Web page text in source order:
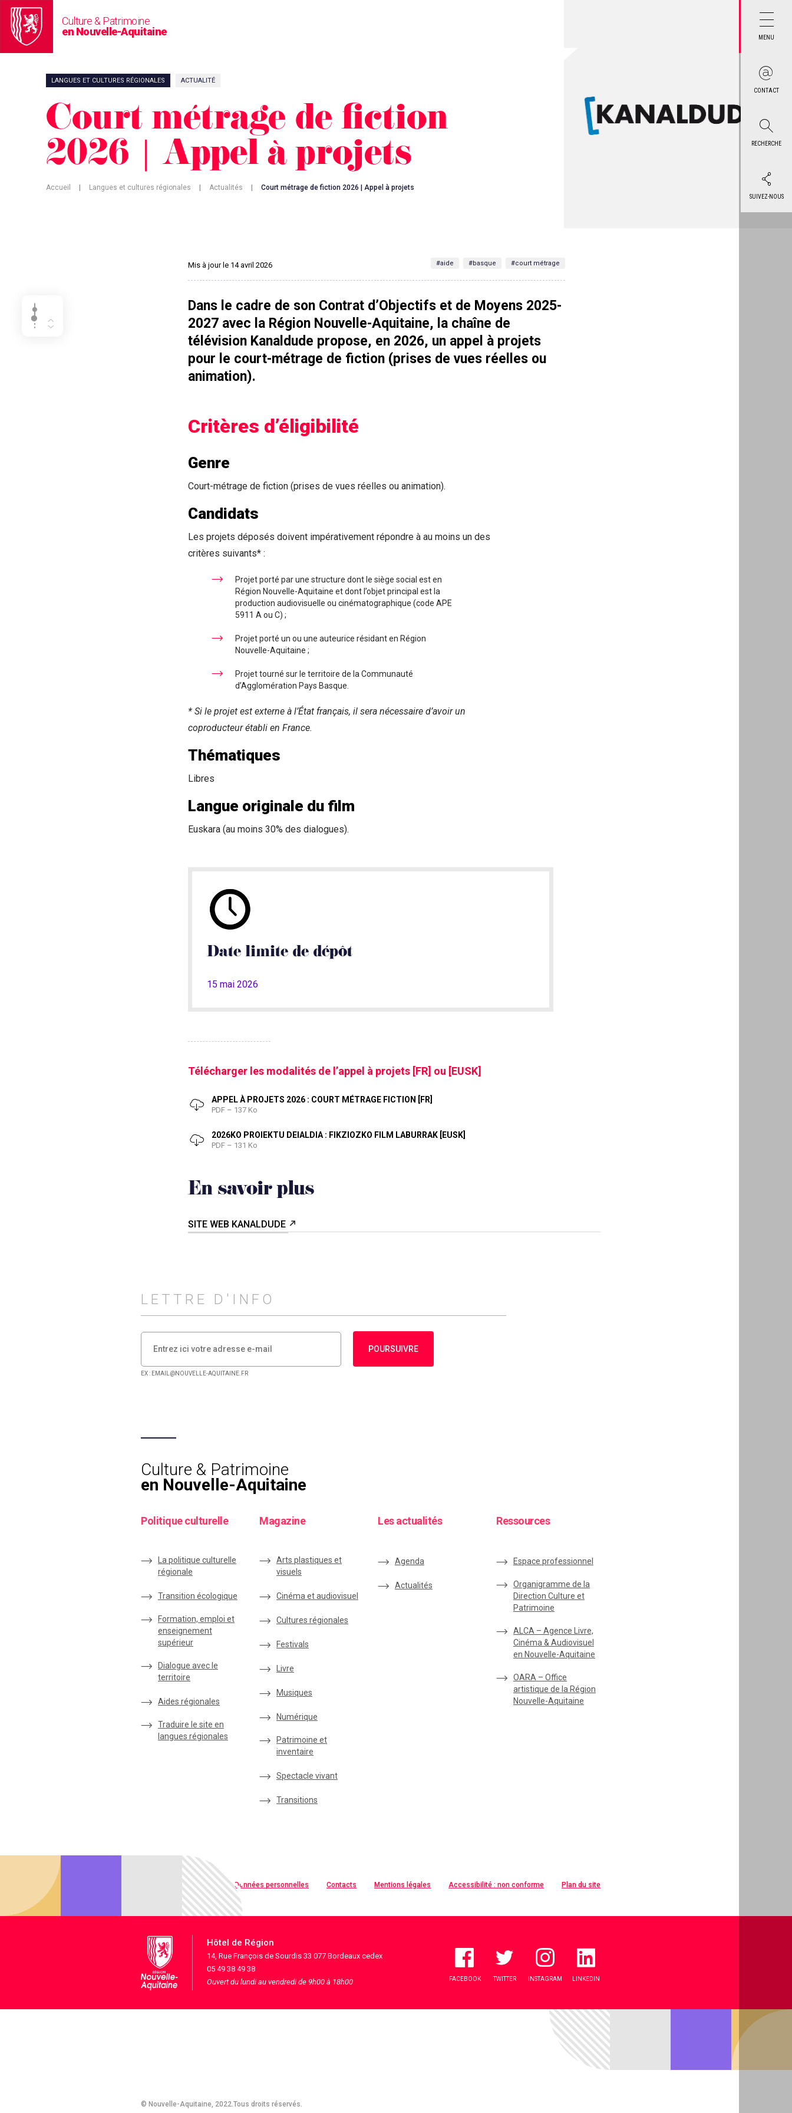
Culture & Patrimoine
en Nouvelle-Aquitaine
MENU
CONTACT
RECHERCHE
SUIVEZ-NOUS
LANGUES ET CULTURES RÉGIONALES ACTUALITÉ
Court métrage de fiction
2026 | Appel à projets
Accueil Langues et cultures régionales Actualités Court métrage de fiction 2026 | Appel à projets
Mis à jour le 14 avril 2026 #aide #basque #court métrage
Dans le cadre de son Contrat d’Objectifs et de Moyens 2025-
2027 avec la Région Nouvelle-Aquitaine, la chaîne de
télévision Kanaldude propose, en 2026, un appel à projets
pour le court-métrage de fiction (prises de vues réelles ou
animation).
Critères d’éligibilité
Genre
Court-métrage de fiction (prises de vues réelles ou animation).
Candidats
Les projets déposés doivent impérativement répondre à au moins un des
critères suivants* :
Projet porté par une structure dont le siège social est en
Région Nouvelle-Aquitaine et dont l’objet principal est la
production audiovisuelle ou cinématographique (code APE
5911 A ou C) ;
Projet porté un ou une auteurice résidant en Région
Nouvelle-Aquitaine ;
Projet tourné sur le territoire de la Communauté
d’Agglomération Pays Basque.
* Si le projet est externe à l’État français, il sera nécessaire d’avoir un
coproducteurétabli en France.
Thématiques
Libres
Langue originale du film
Euskara (au moins 30% des dialogues).
Date limite de dépôt
15 mai 2026
Télécharger les modalités de l’appel à projets [FR] ou [EUSK]
APPEL À PROJETS 2026 : COURT MÉTRAGE FICTION [FR]
PDF – 137 Ko
2026KO PROIEKTU DEIALDIA : FIKZIOZKO FILM LABURRAK [EUSK]
PDF – 131 Ko
En savoir plus
SITE WEB KANALDUDE
LETTRE D'INFO
POURSUIVRE
EX : EMAIL@NOUVELLE-AQUITAINE.FR
Culture & Patrimoine
en Nouvelle-Aquitaine
Politique culturelle
La politique culturelle
régionale
Transition écologique
Formation, emploi et
enseignement
supérieur
Dialogue avec le
territoire
Aides régionales
Traduire le site en
langues régionales
Magazine
Arts plastiques et
visuels
Cinéma et audiovisuel
Cultures régionales
Festivals
Livre
Musiques
Numérique
Patrimoine et
inventaire
Spectacle vivant
Transitions
Les actualités
Agenda
Actualités
Ressources
Espace professionnel
Organigramme de la
Direction Culture et
Patrimoine
ALCA – Agence Livre,
Cinéma & Audiovisuel
en Nouvelle-Aquitaine
OARA – Office
artistique de la Région
Nouvelle-Aquitaine
Qualité web Données personnelles Contacts Mentions légales Accessibilité : non conforme Plan du site
Hôtel de Région
14, Rue François de Sourdis 33 077 Bordeaux cedex
05 49 38 49 38
Ouvert du lundi au vendredi de 9h00 à 18h00
FACEBOOK TWITTER INSTAGRAM LINKEDIN
© Nouvelle-Aquitaine, 2022.Tous droits réservés.